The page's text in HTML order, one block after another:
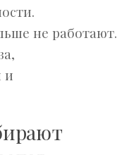
не работают.
и